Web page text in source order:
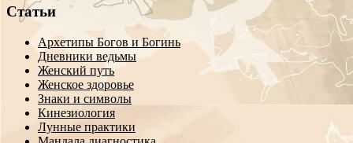
Статьи
Архетипы Богов и Богинь
Дневники ведьмы
Женский путь
Женское здоровье
Знаки и символы
Кинезиология
Лунные практики